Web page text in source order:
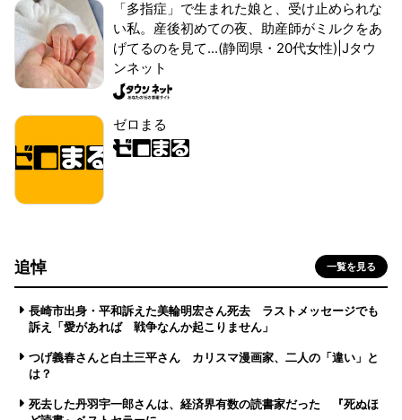
「多指症」で生まれた娘と、受け止められな
い私。産後初めての夜、助産師がミルクをあ
げてるのを見て...(静岡県・20代女性)|Jタウ
ンネット
ゼロまる
追悼 一覧を見る
長崎市出身・平和訴えた美輪明宏さん死去 ラストメッセージでも
訴え「愛があれば 戦争なんか起こりません」
つげ義春さんと白土三平さん カリスマ漫画家、二人の「違い」と
は？
死去した丹羽宇一郎さんは、経済界有数の読書家だった 『死ぬほ